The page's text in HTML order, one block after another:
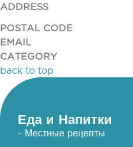
ADDRESS
POSTAL CODE
EMAIL
CATEGORY
back to top
Еда и Напитки
- Местные рецепты